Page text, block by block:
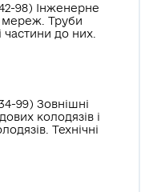
98) Інженерне
мереж. Труби
частини до них.
99) Зовнішні
колодязів і
Технічні